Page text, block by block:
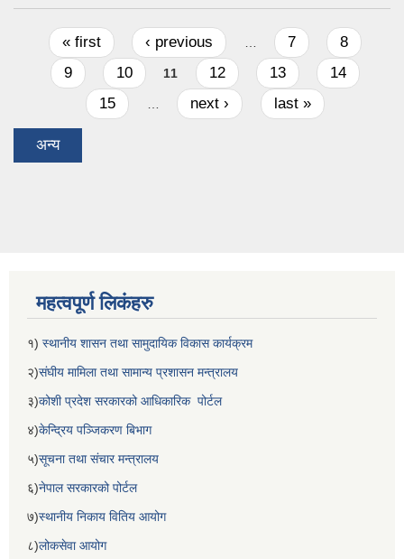
Pages
« first ‹ previous 7
8
9
10 11 12 13
14
15
next › last »
अन्य
महत्वपूर्ण लिकंहरु
१) स्थानीय शासन तथा सामुदायिक विकास कार्यक्रम
२)संघीय मामिला तथा सामान्य प्रशासन मन्त्रालय
३)कोशी प्रदेश सरकारको आधिकारिक पोर्टल
४)केन्द्रिय पञ्जिकरण बिभाग
५)सूचना तथा संचार मन्त्रालय
६)नेपाल सरकारको पोर्टल
७)स्थानीय निकाय वितिय आयोग
८)लोकसेवा आयोग